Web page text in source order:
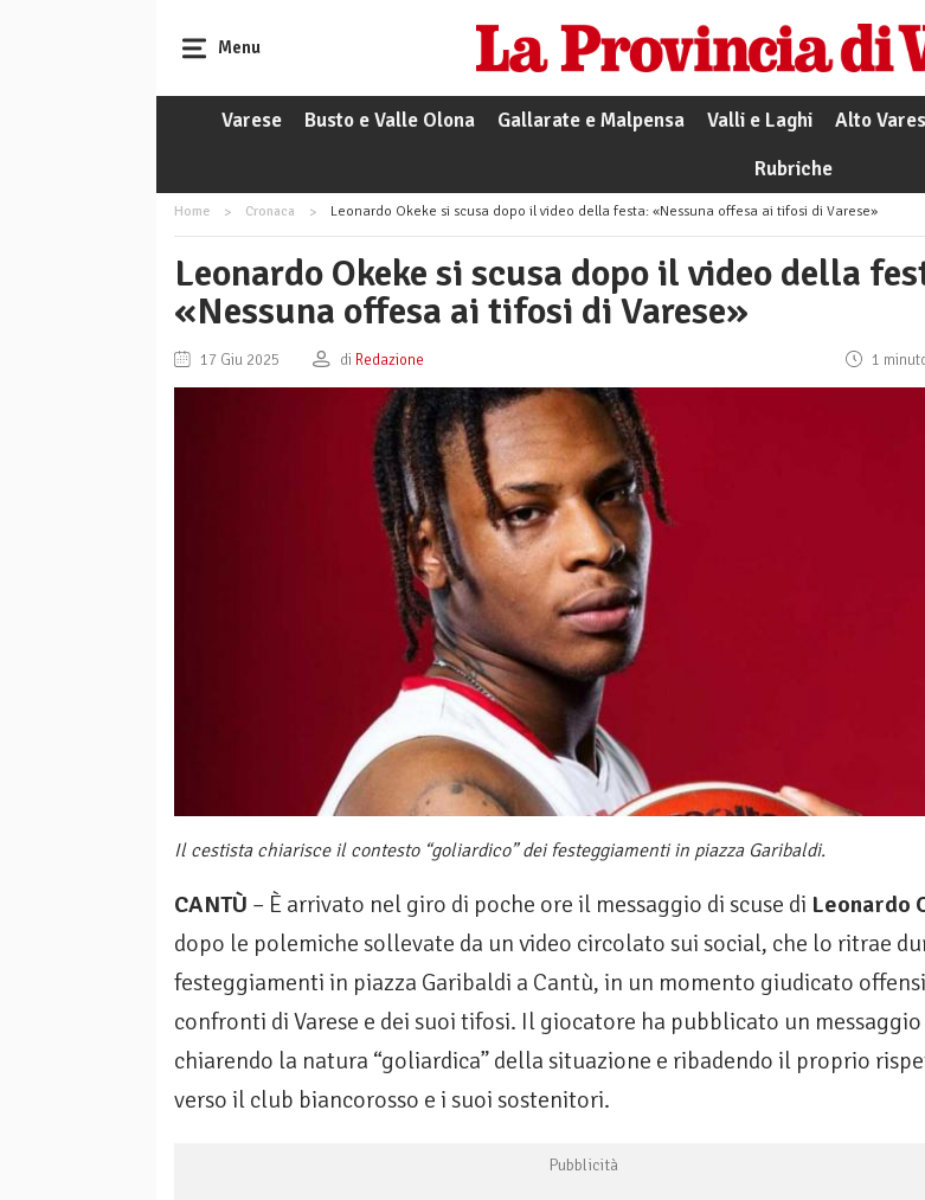
Menu
Varese Busto e Valle Olona Gallarate e Malpensa Valli e Laghi Alto
Rubriche
Home Cronaca Leonardo Okeke si scusa dopo il video della festa: «Nessuna offesa ai tifosi di Varese»
Leonardo Okeke si scusa dopo il video della
«Nessuna offesa ai tifosi di Varese»
17 Giu 2025 di Redazione 1
Il cestista chiarisce il contesto “goliardico” dei festeggiamenti in piazza Garibaldi.
CANTÙ – È arrivato nel giro di poche ore il messaggio di scuse di Leonardo
dopo le polemiche sollevate da un video circolato sui social, che lo ritrae
festeggiamenti in piazza Garibaldi a Cantù, in un momento giudicato
confronti di Varese e dei suoi tifosi. Il giocatore ha pubblicato un messaggio
chiarendo la natura “goliardica” della situazione e ribadendo il proprio
verso il club biancorosso e i suoi sostenitori.